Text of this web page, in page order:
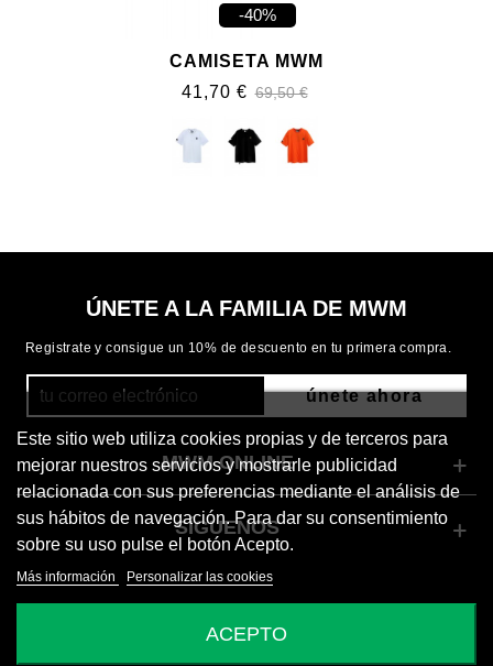
-40%
CAMISETA MWM
41,70 € 69,50 €
ÚNETE A LA FAMILIA DE MWM
Registrate y consigue un 10% de descuento en tu primera compra.
únete ahora
Este sitio web utiliza cookies propias y de terceros para
mejorar nuestros servicios y mostrarle publicidad
relacionada con sus preferencias mediante el análisis de
sus hábitos de navegación. Para dar su consentimiento
sobre su uso pulse el botón Acepto.
Más información Personalizar las cookies
ACEPTO
MWM ONLINE
SÍGUENOS